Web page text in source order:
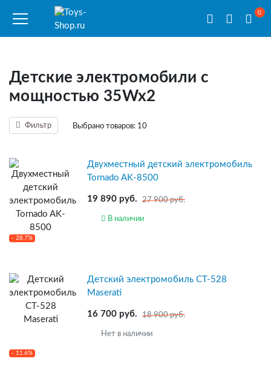
0
Детские электромобили с
мощностью 35Wx2
Фильтр Выбрано товаров: 10
- 28.7%
Двухместный детский электромобиль
Tornado AK-8500
19 890 руб. 27 900 руб.
В наличии
- 11.6%
Детский электромобиль CT-528
Maserati
16 700 руб. 18 900 руб.
Нет в наличии